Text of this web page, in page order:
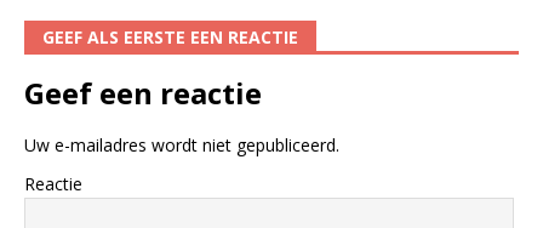
GEEF ALS EERSTE EEN REACTIE
Geef een reactie
Uw e-mailadres wordt niet gepubliceerd.
Reactie